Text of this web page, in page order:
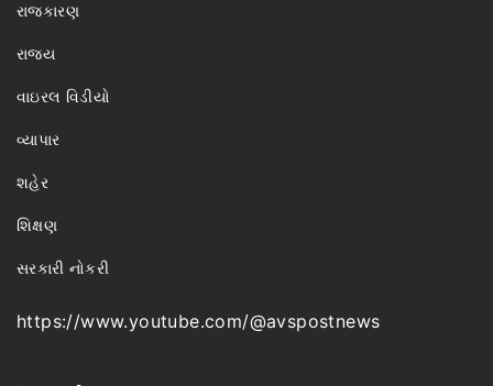
રાજકારણ
રાજ્ય
વાઇરલ વિડીયો
વ્યાપાર
શહેર
શિક્ષણ
સરકારી નોકરી
https://www.youtube.com/@avspostnews